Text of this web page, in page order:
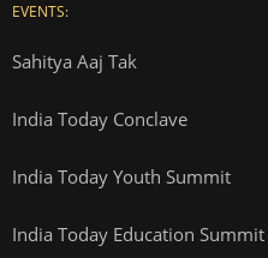
EVENTS:
Sahitya Aaj Tak
India Today Conclave
India Today Youth Summit
India Today Education Summit